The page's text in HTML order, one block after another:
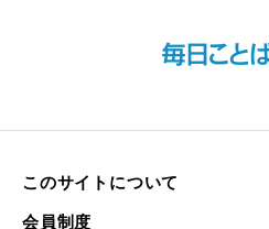
このサイトについて
会員制度